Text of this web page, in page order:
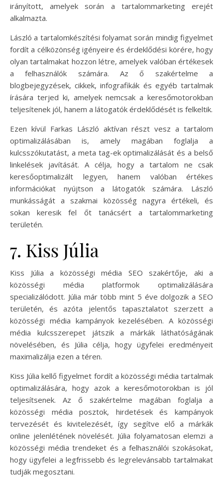
irányított, amelyek során a tartalommarketing erejét
alkalmazta.
László a tartalomkészítési folyamat során mindig figyelmet
fordít a célközönség igényeire és érdeklődési körére, hogy
olyan tartalmakat hozzon létre, amelyek valóban értékesek
a felhasználók számára. Az ő szakértelme a
blogbejegyzések, cikkek, infografikák és egyéb tartalmak
írására terjed ki, amelyek nemcsak a keresőmotorokban
teljesítenek jól, hanem a látogatók érdeklődését is felkeltik.
Ezen kívül Farkas László aktívan részt vesz a tartalom
optimalizálásában is, amely magában foglalja a
kulcsszókutatást, a meta tag-ek optimalizálását és a belső
linkelések javítását. A célja, hogy a tartalom ne csak
keresőoptimalizált legyen, hanem valóban értékes
információkat nyújtson a látogatók számára. László
munkásságát a szakmai közösség nagyra értékeli, és
sokan keresik fel őt tanácsért a tartalommarketing
területén.
7. Kiss Júlia
Kiss Júlia a közösségi média SEO szakértője, aki a
közösségi média platformok optimalizálására
specializálódott. Júlia már több mint 5 éve dolgozik a SEO
területén, és azóta jelentős tapasztalatot szerzett a
közösségi média kampányok kezelésében. A közösségi
média kulcsszerepet játszik a márkák láthatóságának
növelésében, és Júlia célja, hogy ügyfelei eredményeit
maximalizálja ezen a téren.
Kiss Júlia kellő figyelmet fordít a közösségi média tartalmak
optimalizálására, hogy azok a keresőmotorokban is jól
teljesítsenek. Az ő szakértelme magában foglalja a
közösségi média posztok, hirdetések és kampányok
tervezését és kivitelezését, így segítve elő a márkák
online jelenlétének növelését. Júlia folyamatosan elemzi a
közösségi média trendeket és a felhasználói szokásokat,
hogy ügyfelei a legfrissebb és legrelevánsabb tartalmakat
tudják megosztani.